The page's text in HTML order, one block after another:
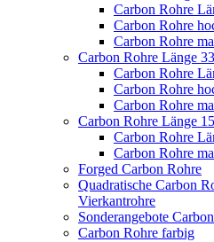
Carbon Rohre
Carbon Rohre
Carbon Rohre
Carbon Rohre Länge
Carbon Rohre
Carbon Rohre
Carbon Rohre
Carbon Rohre Länge
Carbon Rohre
Carbon Rohre
Forged Carbon Rohre
Quadratische Carbon
Vierkantrohre
Sonderangebote
Carbon Rohre farbig